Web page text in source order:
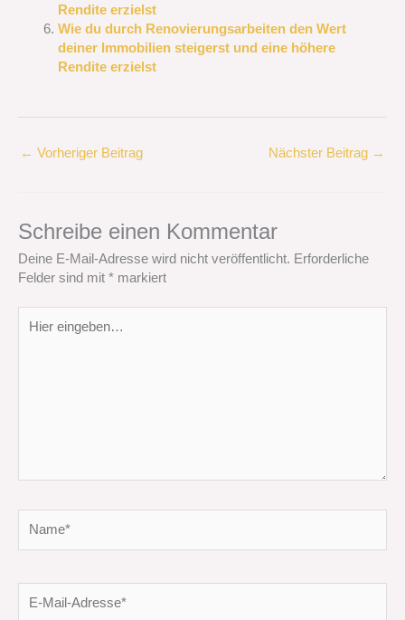
Rendite erzielst
Wie du durch Renovierungsarbeiten den Wert
deiner Immobilien steigerst und eine höhere
Rendite erzielst
← Vorheriger Beitrag Nächster Beitrag →
Schreibe einen Kommentar
Deine E-Mail-Adresse wird nicht veröffentlicht. Erforderliche
Felder sind mit * markiert
eingeben…
Mail-